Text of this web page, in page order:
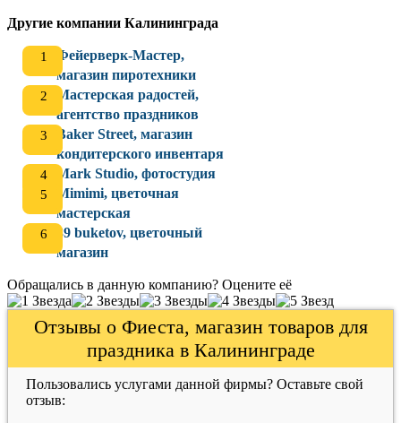
Другие компании Калининграда
Фейерверк-Мастер,
магазин пиротехники
Мастерская радостей,
агентство праздников
Baker Street, магазин
кондитерского инвентаря
Mark Studio, фотостудия
Mimimi, цветочная
мастерская
39 buketov, цветочный
магазин
Обращались в данную компанию? Оцените её
Отзывы о Фиеста, магазин товаров для
праздника в Калининграде
Пользовались услугами данной фирмы? Оставьте свой
отзыв: